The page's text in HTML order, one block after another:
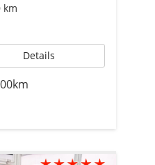
km
Details